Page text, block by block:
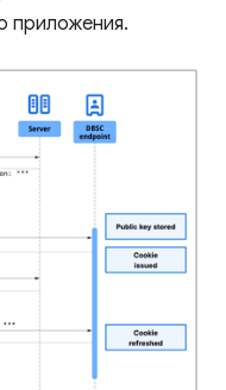
приложения.